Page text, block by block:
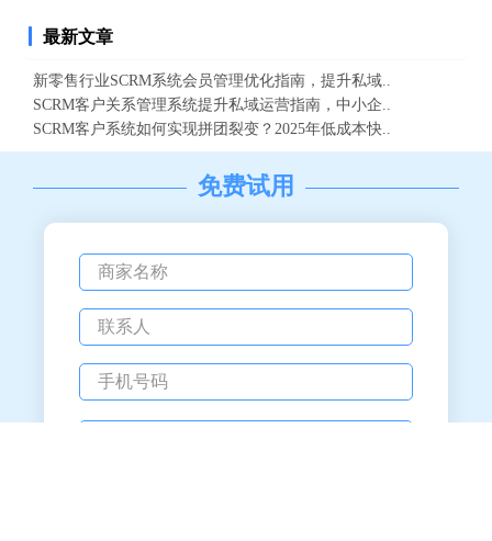
最新文章
新零售行业SCRM系统会员管理优化指南，提升私域..
SCRM客户关系管理系统提升私域运营指南，中小企..
SCRM客户系统如何实现拼团裂变？2025年低成本快..
免费试用